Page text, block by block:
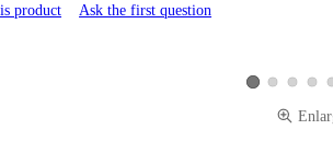
product Ask the first question
videos
View product
View product
View View